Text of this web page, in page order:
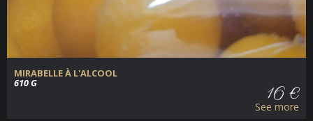
MIRABELLE À L'ALCOOL
610 G
16 €
See more